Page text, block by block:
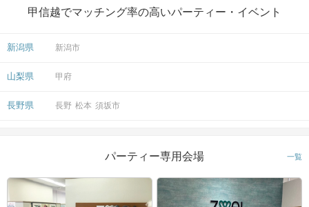
甲信越でマッチング率の高いパーティー・イベント
新潟県 新潟市
山梨県 甲府
長野県 長野 松本 須坂市
パーティー専用会場 一覧